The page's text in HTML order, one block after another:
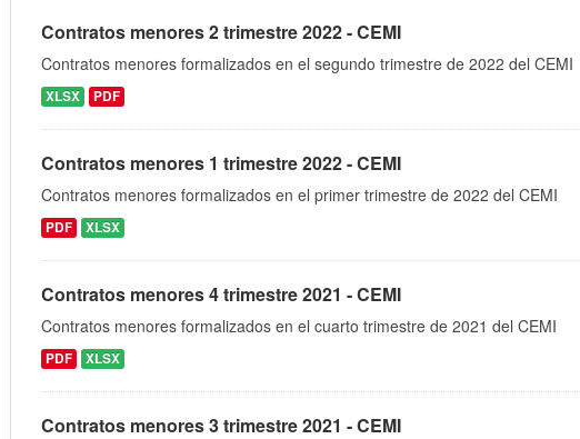
Contratos menores 2 trimestre 2022 - CEMI
Contratos menores formalizados en el segundo trimestre de 2022 del CEMI
XLSX PDF
Contratos menores 1 trimestre 2022 - CEMI
Contratos menores formalizados en el primer trimestre de 2022 del CEMI
PDF XLSX
Contratos menores 4 trimestre 2021 - CEMI
Contratos menores formalizados en el cuarto trimestre de 2021 del CEMI
PDF XLSX
Contratos menores 3 trimestre 2021 - CEMI